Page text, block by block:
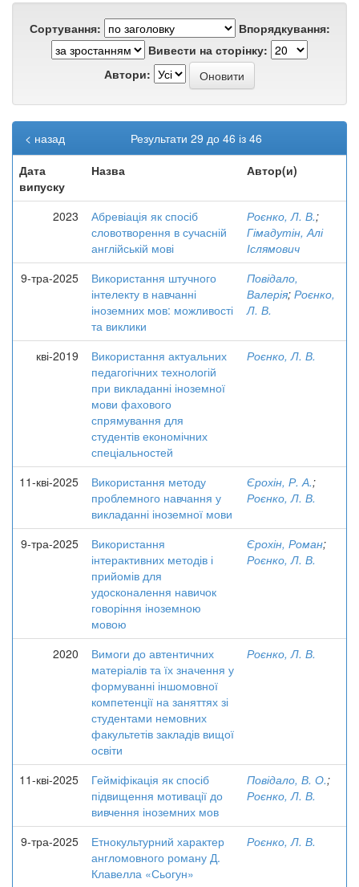
Сортування:
Впорядкування:
Вивести на сторінку:
Автори:
Результати 29 до 46 із 46
< назад
Дата
випуску
Назва Автор(и)
2023
Абревіація як спосіб
словотворення в сучасній
англійській мові
Роєнко, Л. В.;
Гімадутін, Алі
Іслямович
9-тра-2025
Використання штучного
інтелекту в навчанні
іноземних мов: можливості
та виклики
Повідало,
Валерія; Роєнко,
Л. В.
кві-2019
Використання актуальних
педагогічних технологій
при викладанні іноземної
мови фахового
спрямування для
студентів економічних
спеціальностей
Роєнко, Л. В.
11-кві-2025
Використання методу
проблемного навчання у
викладанні іноземної мови
Єрохін, Р. А.;
Роєнко, Л. В.
9-тра-2025
Використання
інтерактивних методів і
прийомів для
удосконалення навичок
говоріння іноземною
мовою
Єрохін, Роман;
Роєнко, Л. В.
2020
Вимоги до автентичних
матеріалів та їх значення у
формуванні іншомовної
компетенції на заняттях зі
студентами немовних
факультетів закладів вищої
освіти
Роєнко, Л. В.
11-кві-2025
Гейміфікація як спосіб
підвищення мотивації до
вивчення іноземних мов
Повідало, В. О.;
Роєнко, Л. В.
9-тра-2025
Етнокультурний характер
англомовного роману Д.
Клавелла «Сьогун»
Роєнко, Л. В.